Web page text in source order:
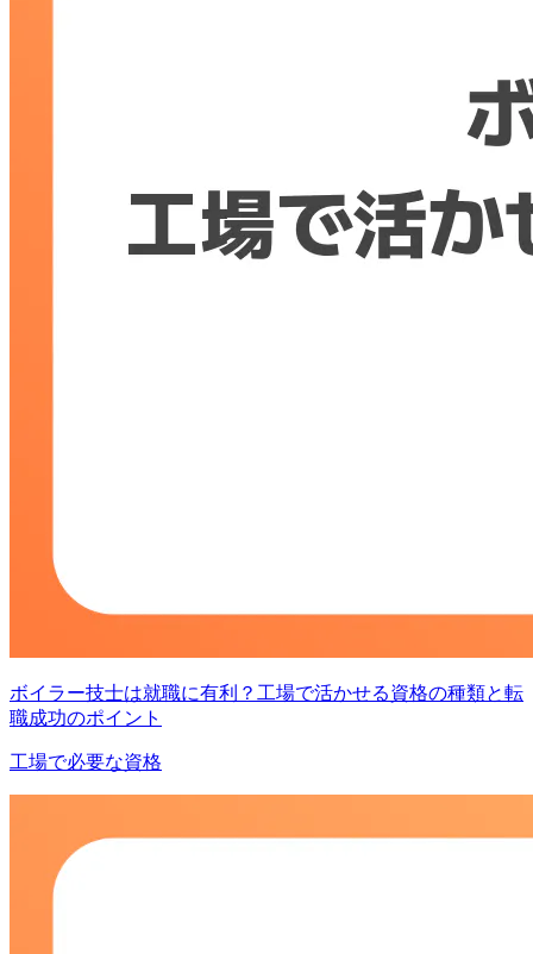
ボイラー技士は就職に有利？工場で活かせる資格の種類と転
職成功のポイント
工場で必要な資格